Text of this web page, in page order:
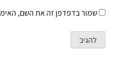
שמור בדפדפן זה את השם,